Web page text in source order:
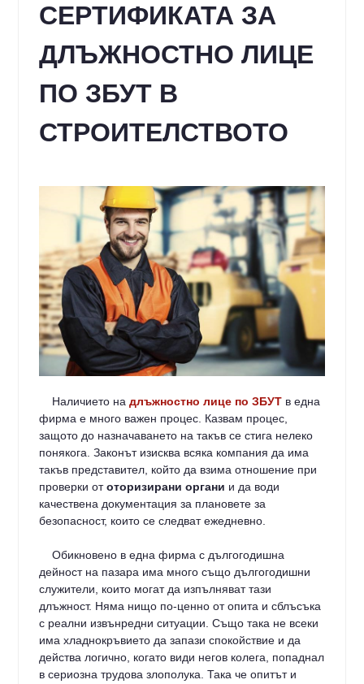
СЕРТИФИКАТА ЗА
ДЛЪЖНОСТНО ЛИЦЕ
ПО ЗБУТ В
СТРОИТЕЛСТВОТО
Наличието на длъжностно лице по ЗБУТ в една
фирма е много важен процес. Казвам процес,
защото до назначаването на такъв се стига нелеко
понякога. Законът изисква всяка компания да има
такъв представител, който да взима отношение при
проверки ототоризирани органи и да води
качествена документация за плановете за
безопасност, които се следват ежедневно.
Обикновено в една фирма с дългогодишна
дейност на пазара има много също дългогодишни
служители, които могат да изпълняват тази
длъжност. Няма нищо по-ценно от опита и сблъсъка
с реални извънредни ситуации. Също така не всеки
има хладнокръвието да запази спокойствие и да
действа логично, когато види негов колега, попаднал
в сериозна трудова злополука. Така че опитът и